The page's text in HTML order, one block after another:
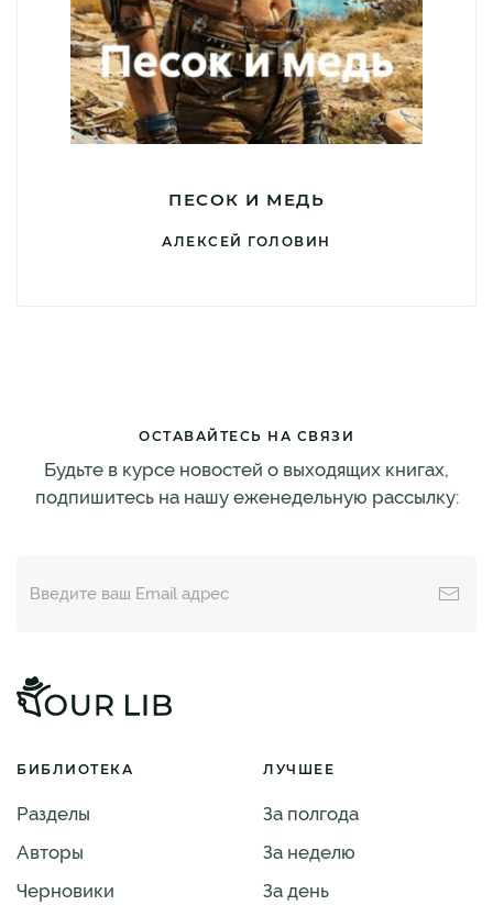
ПЕСОК И МЕДЬ
АЛЕКСЕЙ ГОЛОВИН
ОСТАВАЙТЕСЬ НА СВЯЗИ
Будьте в курсе новостей о выходящих книгах,
подпишитесь на нашу еженедельную рассылку:
БИБЛИОТЕКА
Разделы
Авторы
Черновики
ЛУЧШЕЕ
За полгода
За неделю
За день